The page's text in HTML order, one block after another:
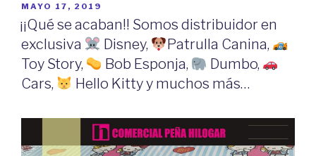
PUBLICADO
EL
MAYO 17, 2019
¡¡Qué se acaban!! Somos distribuidor en
exclusiva
Disney,
Patrulla Canina,
Toy Story,
Bob Esponja,
Dumbo,
Cars,
Hello Kitty y muchos más…